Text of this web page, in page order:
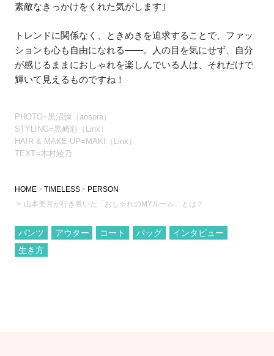
素敵なきっかけをくれた気がします｣
トレンドに関係なく、ときめきを追求することで、ファッ
ションも心も自由になれる―—。人の目を気にせず、自分
が感じるままにおしゃれを楽しんでいる人は、それだけで
輝いて見えるものですね！
PHOTO=黒沼諭（aosora）
STYLING=黒崎彩（Linx）
HAIR & MAKE-UP=MAKI（Linx）
TEXT=木村綾乃
HOME TIMELESS
PERSON
山本美月が行き着いた「おしゃれのMYルール」とは？
パンツ アウター コート バッグ
インタビュー
生き方